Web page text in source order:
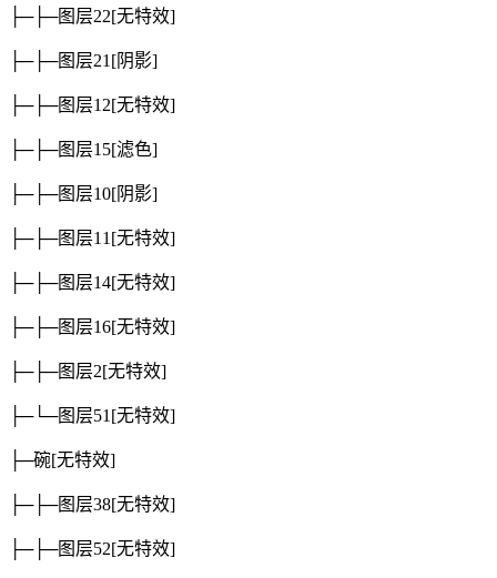
├─├─图层22[无特效]
├─├─图层21 [阴影]
├─├─图层12[无特效]
├─├─图层15[滤色]
├─├─图层10[阴影]
├─├─图层11 [无特效]
├─├─图层14[无特效]
├─├─图层16[无特效]
├─├─图层2[无特效]
├─└─图层51 [无特效]
├─碗[无特效]
├─├─图层38[无特效]
├─├─图层52[无特效]